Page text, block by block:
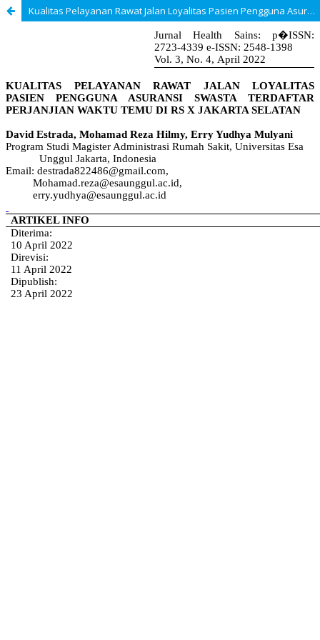
Kualitas Pelayanan Rawat Jalan Loyalitas Pasien Pengguna Asuransi Swasta Terdaftar Perjanjian Waktu Temu Di RS X Jakarta Selatan